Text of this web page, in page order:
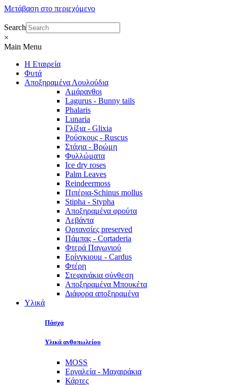
Μετάβαση στο περιεχόμενο
Search
×
Main Menu
Η Εταιρεία
Φυτά
Αποξηραμένα Λουλούδια
Αμάρανθοι
Lagurus - Bunny tails
Phalaris
Lunaria
Γλίξια - Glixia
Ρούσκους - Ruscus
Στάχια - Βρώμη
Φυλλώματα
Ice dry roses
Palm Leaves
Reindeermoss
Πιπέρια-Schinus mollus
Stipha - Stypha
Αποξηραμένα φρούτα
Λεβάντα
Ορτανσίες preserved
Πάμπας - Cortaderia
Φτερά Παγωνιού
Ερίνγκιουμ - Cardus
Φτέρη
Στεφανάκια σύνθεση
Αποξηραμένα Μπουκέτα
Διάφορα αποξηραμένα
Υλικά
Πάσχα
Υλικά ανθοπωλείου
MOSS
Εργαλεία - Μαχαιράκια
Κάρτες